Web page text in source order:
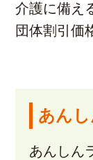
介護に備え
団体割引価
あん
あんしん